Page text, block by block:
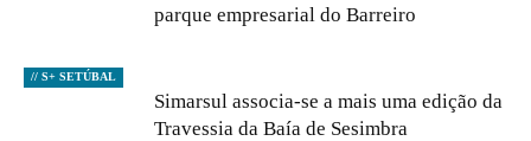
parque empresarial do Barreiro
// S+ SETÚBAL
Simarsul associa-se a mais uma edição da
Travessia da Baía de Sesimbra